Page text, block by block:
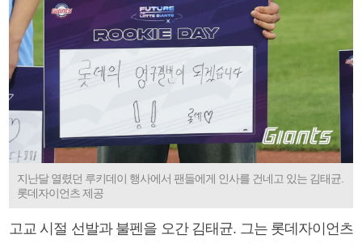
지난달 열렸던 루키데이 행사에서 팬들에게 인사를 건네고 있는 김태균.
롯데자이언츠 제공
고교 시절 선발과 불펜을 오간 김태균. 그는 롯데자이언츠